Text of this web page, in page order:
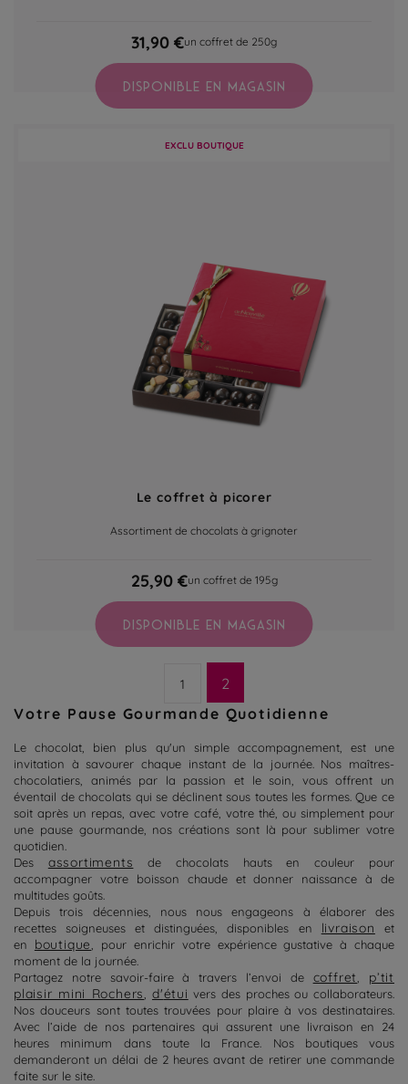
31,90 €un coffret de 250g
DISPONIBLE EN MAGASIN
EXCLU BOUTIQUE
Le coffret à picorer
Assortiment de chocolats à grignoter
25,90 €un coffret de 195g
DISPONIBLE EN MAGASIN
1 2
Votre Pause Gourmande Quotidienne
Le chocolat, bien plus qu'un simple accompagnement, est une
invitation à savourer chaque instant de la journée. Nos maîtres-
chocolatiers, animés par la passion et le soin, vous offrent un
éventail de chocolats qui se déclinent sous toutes les formes. Que ce
soit après un repas, avec votre café, votre thé, ou simplement pour
une pause gourmande, nos créations sont là pour sublimer votre
quotidien.
Des assortiments de chocolats hauts en couleur pour
accompagner votre boisson chaude et donner naissance à de
multitudes goûts.
Depuis trois décennies, nous nous engageons à élaborer des
recettes soigneuses et distinguées, disponibles en livraison
et
en boutique
, pour enrichir votre expérience gustative à chaque
moment de la journée.
Partagez notre savoir-faire à travers l’envoi de coffret
p’tit
plaisir mini Rochers d'étui vers des proches ou collaborateurs.
Nos douceurs sont toutes trouvées pour plaire à vos destinataires.
Avec l’aide de nos partenaires qui assurent une livraison en 24
heures minimum dans toute la France. Nos boutiques vous
demanderont un délai de 2 heures avant de retirer une commande
faite sur le site.